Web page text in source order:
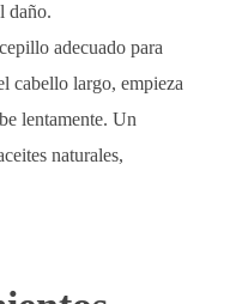
daño.
adecuado para
cabello largo, empieza
lentamente. Un
naturales,